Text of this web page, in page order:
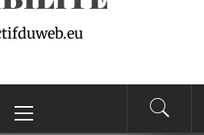
principal